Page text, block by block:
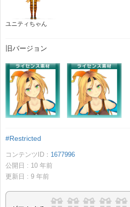
ユニティちゃん
旧バージョン
#Restricted
コンテンツID： 1677996
公開日 : 10 年前
更新日 : 9 年前